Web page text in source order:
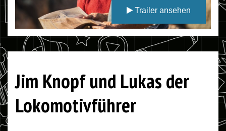
Trailer ansehen
Jim Knopf und Lukas der
Lokomotivführer